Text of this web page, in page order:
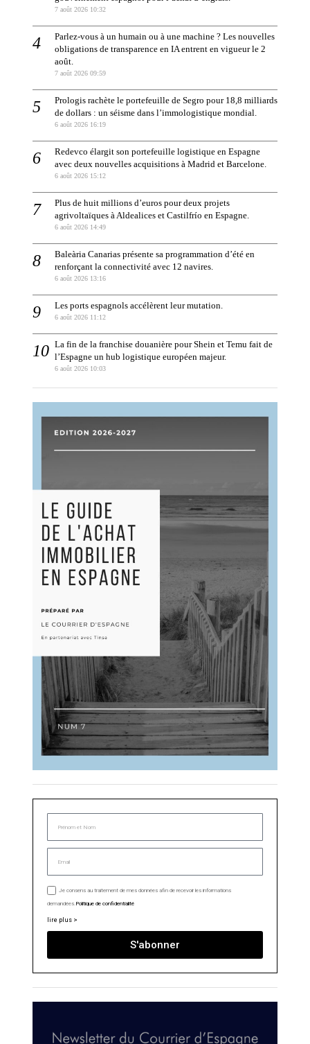
7 août 2026 10:32
Parlez-vous à un humain ou à une machine ? Les nouvelles
obligations de transparence en IA entrent en vigueur le 2
août.
7 août 2026 09:59
Prologis rachète le portefeuille de Segro pour 18,8 milliards
de dollars : un séisme dans l’immologistique mondial.
6 août 2026 16:19
Redevco élargit son portefeuille logistique en Espagne
avec deux nouvelles acquisitions à Madrid et Barcelone.
6 août 2026 15:12
Plus de huit millions d’euros pour deux projets
agrivoltaïques à Aldealices et Castilfrío en Espagne.
6 août 2026 14:49
Baleària Canarias présente sa programmation d’été en
renforçant la connectivité avec 12 navires.
6 août 2026 13:16
Les ports espagnols accélèrent leur mutation.
6 août 2026 11:12
La fin de la franchise douanière pour Shein et Temu fait de
l’Espagne un hub logistique européen majeur.
6 août 2026 10:03
Je consens au traitement de mes données afin de recevoir les informations
demandées.Politique de confidentialité
lire plus >
S'abonner